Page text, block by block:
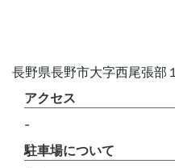
長野県長野市大字西尾張部
アクセス
-
駐車場について